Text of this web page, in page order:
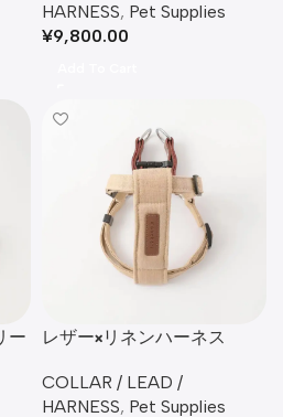
HARNESS, Pet Supplies
¥9,800.00
ー
レザー×リネンハーネス
COLLAR / LEAD /
HARNESS, Pet Supplies